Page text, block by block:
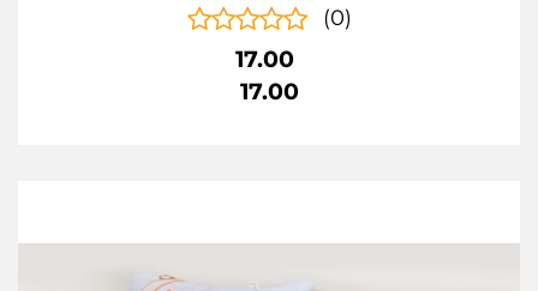
(0)
17.00
17.00